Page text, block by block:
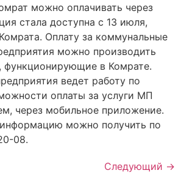
можно оплачивать через
стала доступна с 13 июля,
Оплату за коммунальные
можно производить
функционирующие в Комрате.
ведет работу по
оплаты за услуги МП
через мобильное приложение.
можно получить по
08.
Следующий →